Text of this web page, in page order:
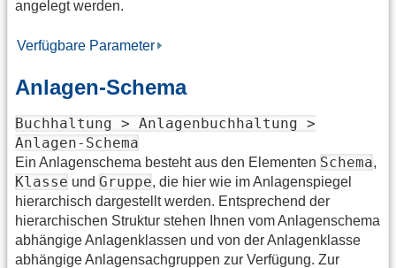
angelegt werden.
Verfügbare Parameter
Anlagen-Schema
Buchhaltung > Anlagenbuchhaltung >
Anlagen-Schema
Ein Anlagenschema besteht aus den Elementen Schema,
Klasse und Gruppe, die hier wie im Anlagenspiegel
hierarchisch dargestellt werden. Entsprechend der
hierarchischen Struktur stehen Ihnen vom Anlagenschema
abhängige Anlagenklassen und von der Anlagenklasse
abhängige Anlagensachgruppen zur Verfügung. Zur